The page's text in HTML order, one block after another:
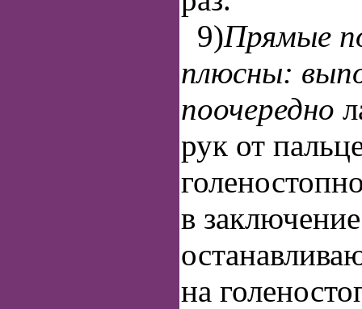
9)Прямые
плюсны:
поочередно
рук от
в
на